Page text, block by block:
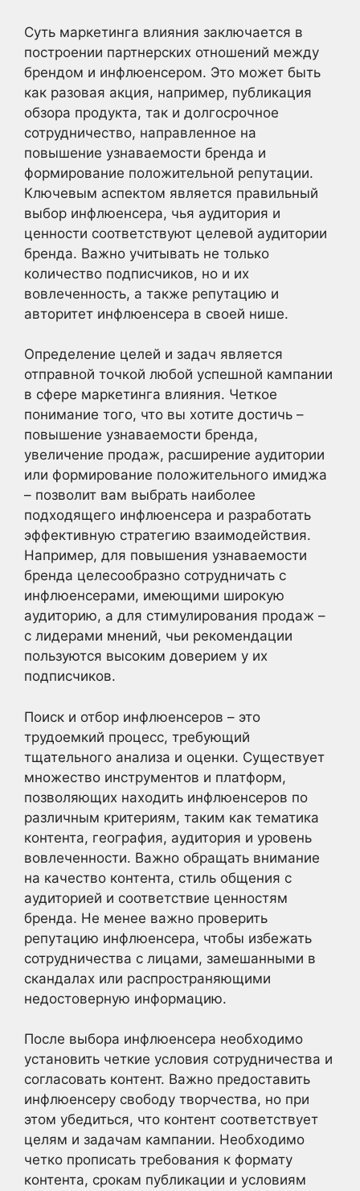
Суть маркетинга влияния заключается в
построении партнерских отношений между
брендом и инфлюенсером. Это может быть
как разовая акция, например, публикация
обзора продукта, так и долгосрочное
сотрудничество, направленное на
повышение узнаваемости бренда и
формирование положительной репутации.
Ключевым аспектом является правильный
выбор инфлюенсера, чья аудитория и
ценности соответствуют целевой аудитории
бренда. Важно учитывать не только
количество подписчиков, но и их
вовлеченность, а также репутацию и
авторитет инфлюенсера в своей нише.
Определение целей и задач является
отправной точкой любой успешной кампании
в сфере маркетинга влияния. Четкое
понимание того, что вы хотите достичь –
повышение узнаваемости бренда,
увеличение продаж, расширение аудитории
или формирование положительного имиджа
– позволит вам выбрать наиболее
подходящего инфлюенсера и разработать
эффективную стратегию взаимодействия.
Например, для повышения узнаваемости
бренда целесообразно сотрудничать с
инфлюенсерами, имеющими широкую
аудиторию, а для стимулирования продаж –
с лидерами мнений, чьи рекомендации
пользуются высоким доверием у их
подписчиков.
Поиск и отбор инфлюенсеров – это
трудоемкий процесс, требующий
тщательного анализа и оценки. Существует
множество инструментов и платформ,
позволяющих находить инфлюенсеров по
различным критериям, таким как тематика
контента, география, аудитория и уровень
вовлеченности. Важно обращать внимание
на качество контента, стиль общения с
аудиторией и соответствие ценностям
бренда. Не менее важно проверить
репутацию инфлюенсера, чтобы избежать
сотрудничества с лицами, замешанными в
скандалах или распространяющими
недостоверную информацию.
После выбора инфлюенсера необходимо
установить четкие условия сотрудничества и
согласовать контент. Важно предоставить
инфлюенсеру свободу творчества, но при
этом убедиться, что контент соответствует
целям и задачам кампании. Необходимо
четко прописать требования к формату
контента, срокам публикации и условиям